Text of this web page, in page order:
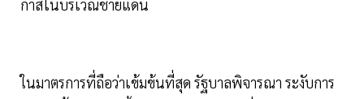
กาสิโนบริเวณชายแดน
ในมาตรการที่ถือว่าเข้มข้นที่สุด รัฐบาลพิจารณา ระงับการ